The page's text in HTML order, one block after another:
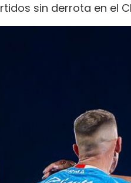
sin derrota en el